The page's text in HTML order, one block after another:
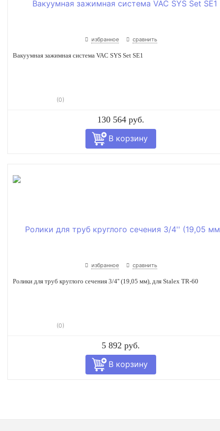
избранное сравнить
Вакуумная зажимная система VAC SYS Set SE1
(0)
130 564 руб.
избранное сравнить
Ролики для труб круглого сечения 3/4'' (19,05 мм), для Stalex TR-60
(0)
5 892 руб.